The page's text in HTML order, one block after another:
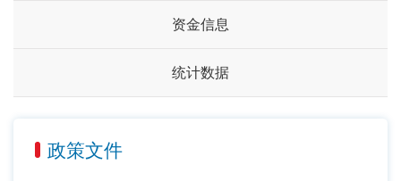
资金信息
统计数据
政策文件